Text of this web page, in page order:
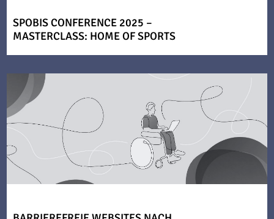
SPOBIS CONFERENCE 2025 –
MASTERCLASS: HOME OF SPORTS